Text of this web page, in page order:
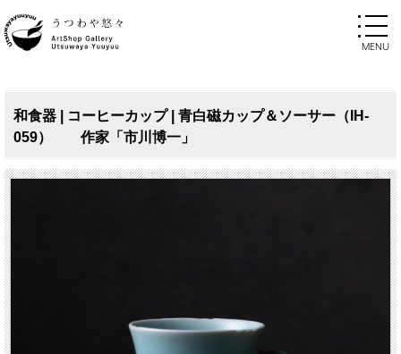
和食器 | コーヒーカップ | 青白磁カップ＆ソーサー（IH-
059） 作家「市川博一」